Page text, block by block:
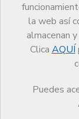
la web así
almacenan
Clica AQUÍ
Puedes
Noticias
Comunicación
Puesta en